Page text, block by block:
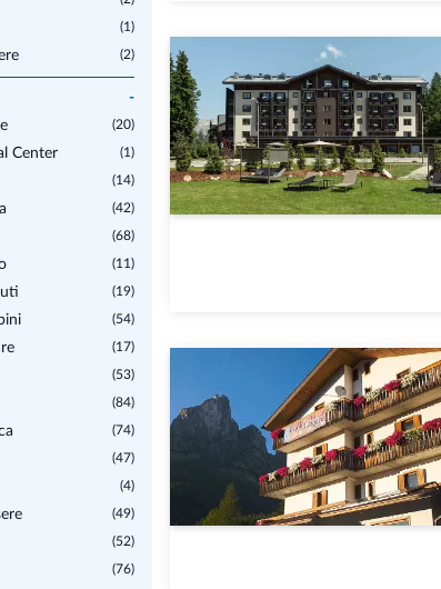
(1)
(2)
-
(20)
Center (1)
(14)
(42)
(68)
(11)
(19)
(54)
(17)
(53)
(84)
(74)
(47)
(4)
(49)
(52)
(76)